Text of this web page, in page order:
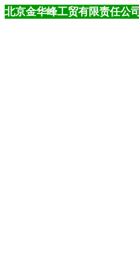
北京金华峰工贸有限责任公司